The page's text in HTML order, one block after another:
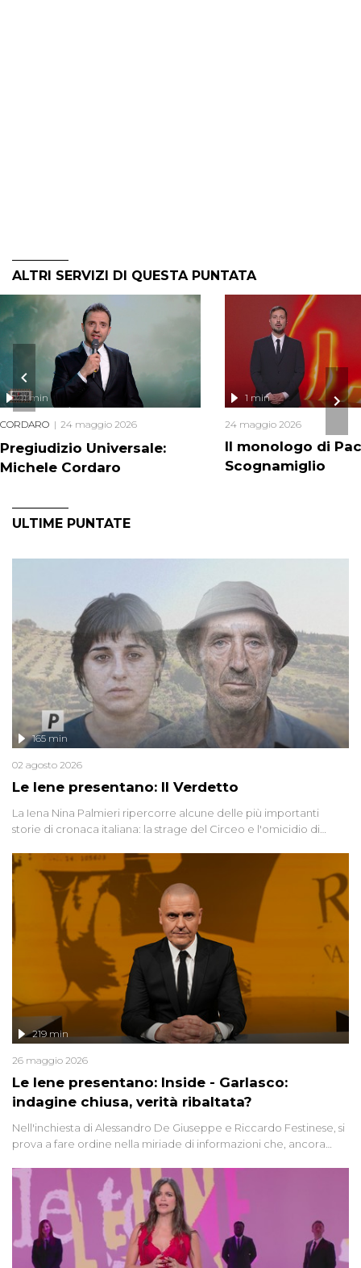
ALTRI SERVIZI DI QUESTA PUNTATA
Pregiudizio Universale:
Michele Cordaro
11 min
CORDARO 24 maggio 2026
Il monologo di
Scognamiglio
1 min
24 maggio 2026
ULTIME PUNTATE
Le Iene presentano: Il Verdetto
165 min
02 agosto 2026
La Iena Nina Palmieri ripercorre alcune delle più importanti
storie di cronaca italiana: la strage del Circeo e l'omicidio di
Le Iene presentano: Inside - Garlasco:
indagine chiusa, verità ribaltata?
219 min
26 maggio 2026
Nell'inchiesta di Alessandro De Giuseppe e Riccardo Festinese, si
prova a fare ordine nella miriade di informazioni che, ancora
giudiziarie più discusse degli ultimi anni. Lo speciale ricostruisce la
vicenda mettendo in fila testimonianze, errori, dettagli
controversi e i protagonisti di un'indagine che sembra non avere
fine.